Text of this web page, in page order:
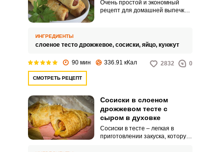
Очень простой и экономный
рецепт для домашней выпечки.
перекусить где-то на бегу.
ИНГРЕДИЕНТЫ
слоеное тесто дрожжевое, сосиски, яйцо, кунжут
90 мин 336.91 кКал 2832 0
СМОТРЕТЬ РЕЦЕПТ
Сосиски в слоеном
дрожжевом тесте с
сыром в духовке
Сосиски в тесте – легкая в
приготовлении закуска, которую